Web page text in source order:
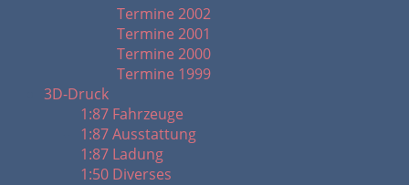
Termine 2002
Termine 2001
Termine 2000
Termine 1999
3D-Druck
1:87 Fahrzeuge
1:87 Ausstattung
1:87 Ladung
1:50 Diverses